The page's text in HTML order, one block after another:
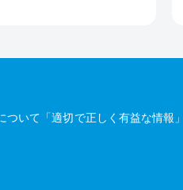
いて「適切で正しく有益な情報